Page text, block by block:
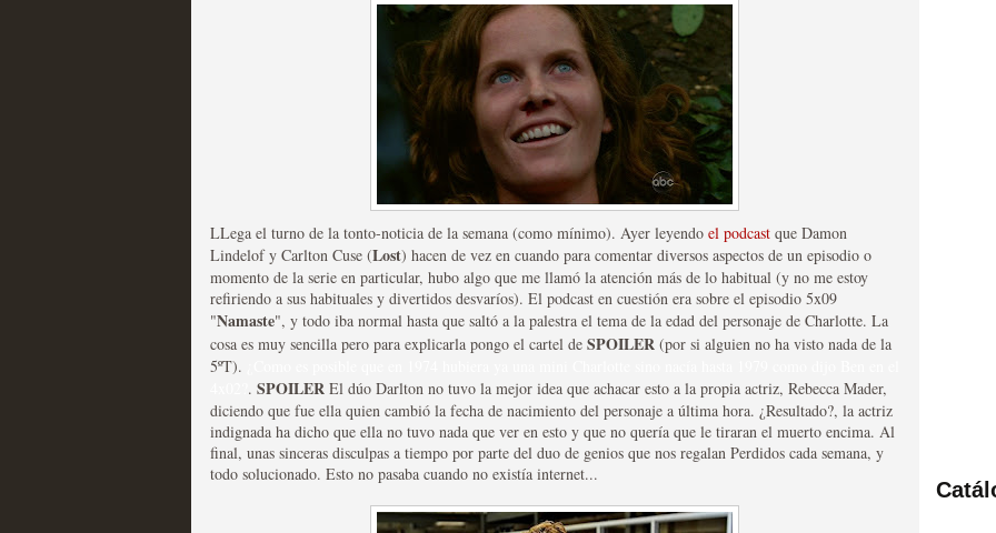
The Get Down o cómo acabar siendo una de las
series más caras de la historia
MOLTISANTI
Recomendación de la semana
Fin de ciclo para las series de viajes en el tiempo
LLega el turno de la tonto-noticia de la semana (como mínimo). Ayer leyendo el podcast que Damon
Lindelof y Carlton Cuse (Lost) hacen de vez en cuando para comentar diversos aspectos de un episodio o
momento de la serie en particular, hubo algo que me llamó la atención más de lo habitual (y no me estoy
refiriendo a sus habituales y divertidos desvaríos). El podcast en cuestión era sobre el episodio 5x09
"Namaste", y todo iba normal hasta que saltó a la palestra el tema de la edad del personaje de Charlotte. La
cosa es muy sencilla pero para explicarla pongo el cartel de SPOILER (por si alguien no ha visto nada de la
5ºT).
. SPOILER El dúo Darlton no tuvo la mejor idea que achacar esto a la propia actriz, Rebecca Mader,
diciendo que fue ella quien cambió la fecha de nacimiento del personaje a última hora. ¿Resultado?, la actriz
indignada ha dicho que ella no tuvo nada que ver en esto y que no quería que le tiraran el muerto encima. Al
final, unas sinceras disculpas a tiempo por parte del duo de genios que nos regalan Perdidos cada semana, y
todo solucionado. Esto no pasaba cuando no existía internet...